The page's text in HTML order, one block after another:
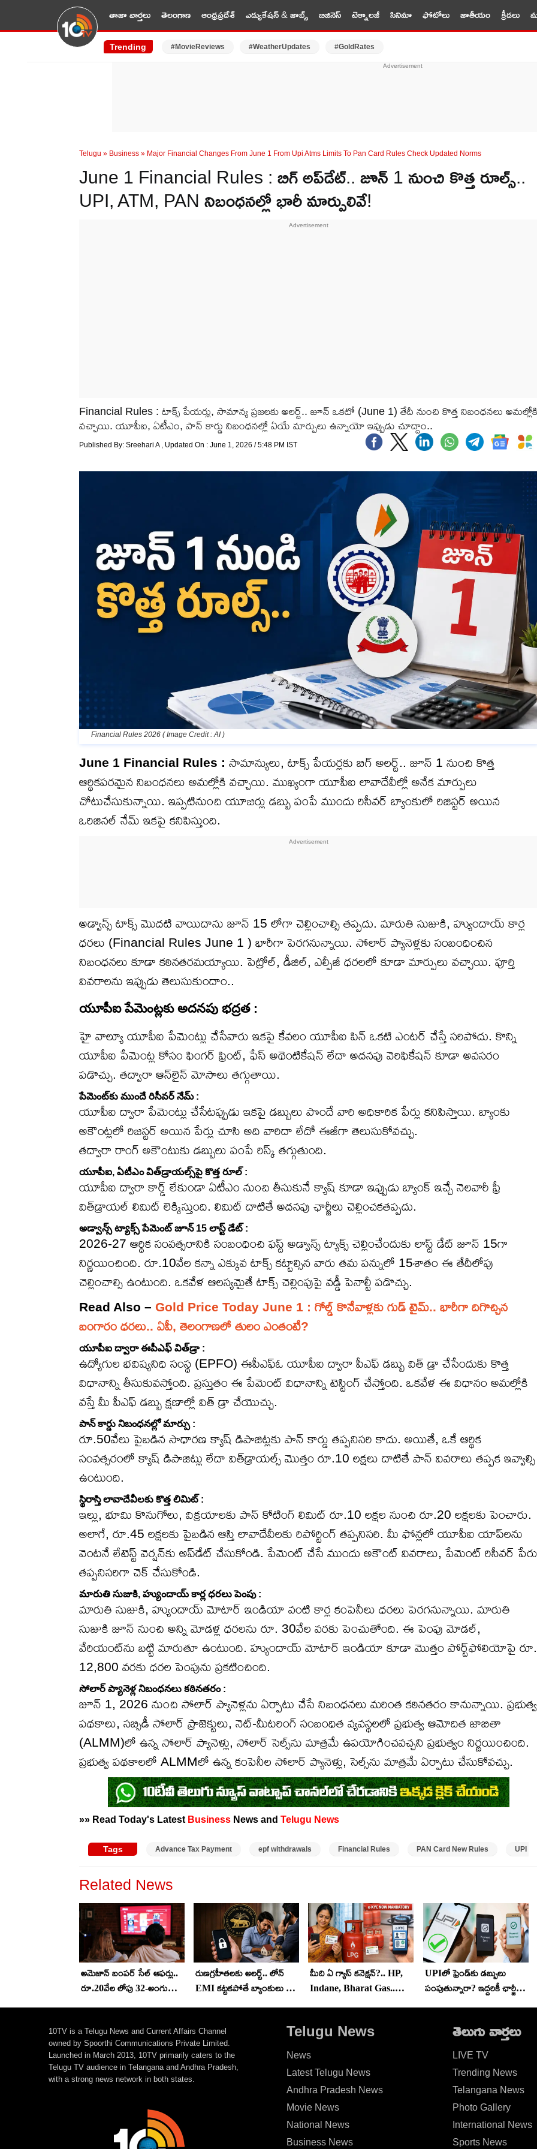
తాజా వార్తలు తెలంగాణ ఆంధ్రప్రదేశ్ ఎడ్యుకేషన్ & జాబ్స్ బిజినెస్ టెక్నాలజీ సినిమా ఫోటోలు జాతీయం క్రీడలు
Trending #MovieReviews #WeatherUpdates #GoldRates
Telugu » Business » Major Financial Changes From June 1 From Upi Atms Limits To Pan Card Rules Check Updated Norms
June 1 Financial Rules : బిగ్ అప్‌డేట్.. జూన్ 1 నుంచి కొత్త రూల్స్..
UPI, ATM, PAN నిబంధనల్లో భారీ మార్పులివే!
Financial Rules : టాక్స్ పేయర్లు, సామాన్య ప్రజలకు అలర్ట్.. జూన్ ఒకటో (June 1) తేదీ నుంచి కొత్త నిబంధనలు అమల్లోకి
వచ్చాయి. యూపీఐ, ఏటీఎం, పాన్ కార్డు నిబంధనల్లో ఏయే మార్పులు ఉన్నాయో ఇప్పుడు చూద్దాం..
Published By: Sreehari A , Updated On : June 1, 2026 / 5:48 PM IST
Financial Rules 2026 ( Image Credit : AI )
June 1 Financial Rules : సామాన్యులు, టాక్స్ పేయర్లకు బిగ్ అలర్ట్.. జూన్ 1 నుంచి కొత్త
ఆర్థికపరమైన నిబంధనలు అమల్లోకి వచ్చాయి. ముఖ్యంగా యూపీఐ లావాదేవీల్లో అనేక మార్పులు
చోటుచేసుకున్నాయి. ఇప్పటినుంచి యూజర్లు డబ్బు పంపే ముందు రిసీవర్ బ్యాంకులో రిజిస్టర్ అయిన
ఒరిజినల్ నేమ్ ఇకపై కనిపిస్తుంది.
అడ్వాన్స్ టాక్స్ మొదటి వాయిదాను జూన్ 15 లోగా చెల్లించాల్సి తప్పదు. మారుతి సుజుకి, హ్యుందాయ్ కార్ల
ధరలు (Financial Rules June 1 ) భారీగా పెరగనున్నాయి. సోలార్ ప్యానెళ్లకు సంబంధించిన
నిబంధనలు కూడా కఠినతరమయ్యాయి. పెట్రోల్, డీజిల్, ఎల్పీజీ ధరలలో కూడా మార్పులు వచ్చాయి. పూర్తి
వివరాలను ఇప్పుడు తెలుసుకుందాం..
యూపీఐ పేమెంట్లకు అదనపు భద్రత :
హై వాల్యూ యూపీఐ పేమెంట్లు చేసేవారు ఇకపై కేవలం యూపీఐ పిన్ ఒకటి ఎంటర్ చేస్తే సరిపోదు. కొన్ని
యూపీఐ పేమెంట్ల కోసం ఫింగర్ ఫ్రింట్, ఫేస్ అథెంటికేషన్ లేదా అదనపు వెరిఫికేషన్ కూడా అవసరం
పడొచ్చు. తద్వారా ఆన్‌లైన్ మోసాలు తగ్గుతాయి.
పేమెంట్‌కు ముందే రిసీవర్ నేమ్ :
యూపీఐ ద్వారా పేమెంట్లు చేసేటప్పుడు ఇకపై డబ్బులు పొందే వారి అధికారిక పేర్లు కనిపిస్తాయి. బ్యాంకు
అకౌంట్లలో రిజస్టర్ అయిన పేర్లు చూసి అది వారిదా లేదో ఈజీగా తెలుసుకోవచ్చు.
తద్వారా రాంగ్ అకౌంటుకు డబ్బులు పంపే రిస్క్ తగ్గుతుంది.
యూపీఐ, ఏటీఎం విత్‌డ్రాయల్స్‌పై కొత్త రూల్ :
యూపీఐ ద్వారా కార్డ్ లేకుండా ఏటీఎం నుంచి తీసుకునే క్యాష్ కూడా ఇప్పుడు బ్యాంక్ ఇచ్చే నెలవారీ ఫ్రీ
విత్‌డ్రాయల్ లిమిట్ లెక్కిస్తుంది. లిమిట్ దాటితే అదనపు ఛార్జీలు చెల్లించకతప్పదు.
అడ్వాన్స్ ట్యాక్స్ పేమెంట్ జూన్ 15 లాస్ట్ డేట్ :
2026-27 ఆర్థిక సంవత్సరానికి సంబంధించి ఫస్ట్ అడ్వాన్స్ ట్యాక్స్ చెల్లించేందుకు లాస్ట్ డేట్ జూన్ 15గా
నిర్ణయించింది. రూ.10వేల కన్నా ఎక్కువ టాక్స్ కట్టాల్సిన వారు తమ పన్నులో 15శాతం ఈ తేదీలోపు
చెల్లించాల్సి ఉంటుంది. ఒకవేళ ఆలస్యమైతే టాక్స్ చెల్లింపుపై వడ్డీ పెనాల్టీ పడొచ్చు.
Read Also – Gold Price Today June 1 : గోల్డ్ కొనేవాళ్లకు గుడ్ టైమ్.. భారీగా దిగొచ్చిన
బంగారం ధరలు.. ఏపీ, తెలంగాణలో తులం ఎంతంటే?
యూపీఐ ద్వారా ఈపీఎఫ్ విత్‌డ్రా :
ఉద్యోగుల భవిష్యనిధి సంస్థ (EPFO) ఈపీఎఫ్ఓ యూపీఐ ద్వారా పీఎఫ్ డబ్బు విత్ డ్రా చేసేందుకు కొత్త
విధానాన్ని తీసుకువస్తోంది. ప్రస్తుతం ఈ పేమెంట్ విధానాన్ని టెస్టింగ్ చేస్తోంది. ఒకవేళ ఈ విధానం అమల్లోకి
వస్తే మీ పీఎఫ్ డబ్బు క్షణాల్లో విత్ డ్రా చేయొచ్చు.
పాన్ కార్డు నిబంధనల్లో మార్పు :
రూ.50వేలు పైబడిన సాధారణ క్యాష్ డిపాజిట్లకు పాన్ కార్డు తప్పనిసరి కాదు. అయితే, ఒకే ఆర్థిక
సంవత్సరంలో క్యాష్ డిపాజిట్లు లేదా విత్‌డ్రాయల్స్ మొత్తం రూ.10 లక్షలు దాటితే పాన్ వివరాలు తప్పక ఇవ్వాల్సి
ఉంటుంది.
స్థిరాస్తి లావాదేవీలకు కొత్త లిమిట్ :
ఇల్లు, భూమి కొనుగోలు, విక్రయాలకు పాన్ కోటింగ్ లిమిట్ రూ.10 లక్షల నుంచి రూ.20 లక్షలకు పెంచారు.
అలాగే, రూ.45 లక్షలకు పైబడిన ఆస్తి లావాదేవీలకు రిపోర్టింగ్ తప్పనిసరి. మీ ఫోన్లలో యూపీఐ యాప్‌లను
వెంటనే లేటెస్ట్ వెర్షన్‌కు అప్‌డేట్ చేసుకోండి. పేమెంట్ చేసే ముందు అకౌంట్ వివరాలు, పేమెంట్ రిసీవర్ పేరు
తప్పనిసరిగా చెక్ చేసుకోండి.
మారుతి సుజుకి, హ్యుందాయ్ కార్ల ధరలు పెంపు :
మారుతి సుజుకి, హ్యుందాయ్ మోటార్ ఇండియా వంటి కార్ల కంపెనీలు ధరలు పెరగనున్నాయి. మారుతి
సుజుకి జూన్ నుంచి అన్ని మోడళ్ల ధరలను రూ. 30వేల వరకు పెంచుతోంది. ఈ పెంపు మోడల్,
వేరియంట్‌ను బట్టి మారుతూ ఉంటుంది. హ్యుందాయ్ మోటార్ ఇండియా కూడా మొత్తం పోర్ట్‌ఫోలియోపై రూ.
12,800 వరకు ధరల పెంపును ప్రకటించింది.
సోలార్ ప్యానెళ్ల నిబంధనలు కఠినతరం :
జూన్ 1, 2026 నుంచి సోలార్ ప్యానెళ్లను ఏర్పాటు చేసే నిబంధనలు మరింత కఠినతరం కానున్నాయి. ప్రభుత్వ
పథకాలు, సబ్సిడీ సోలార్ ప్రాజెక్టులు, నెట్-మీటరింగ్ సంబంధిత వ్యవస్థలలో ప్రభుత్వ ఆమోదిత జాబితా
(ALMM)లో ఉన్న సోలార్ ప్యానెళ్లు, సోలార్ సెల్స్‌ను మాత్రమే ఉపయోగించవచ్చని ప్రభుత్వం నిర్ణయించింది.
ప్రభుత్వ పథకాలలో ALMMలో ఉన్న కంపెనీల సోలార్ ప్యానెళ్లు, సెల్స్‌ను మాత్రమే ఏర్పాటు చేసుకోవచ్చు.
»» Read Today's Latest Business News and Telugu News
Tags Advance Tax Payment epf withdrawals Financial Rules PAN Card New Rules UPI
Related News
అమెజాన్ బంపర్ సేల్ ఆఫర్లు..
రూ.20వేల లోపు 32-అంగుళాల
రుణగ్రహీతలకు అలర్ట్.. లోన్
EMI కట్టకపోతే బ్యాంకులు మీ
మీది ఏ గ్యాస్ కనెక్షన్?.. HP,
Indane, Bharat Gas..
UPIలో ఫ్రెండ్‌కు డబ్బులు
పంపుతున్నారా? ఇద్దరికీ ఛార్జీలు
10TV is a Telugu News and Current Affairs Channel
owned by Spoorthi Communications Private Limited.
Launched in March 2013, 10TV primarily caters to the
Telugu TV audience in Telangana and Andhra Pradesh,
with a strong news network in both states.
Telugu News
News
Latest Telugu News
Andhra Pradesh News
Movie News
National News
Business News
తెలుగు వార్తలు
LIVE TV
Trending News
Telangana News
Photo Gallery
International News
Sports News